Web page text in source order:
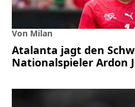
Von Milan
Atalanta jagt den
Nationalspieler Ardon